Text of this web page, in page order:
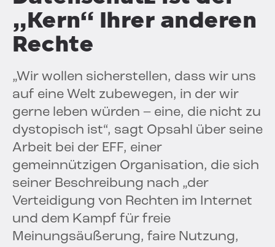
„Kern“ Ihrer anderen
Rechte
„Wir wollen sicherstellen, dass wir uns
auf eine Welt zubewegen, in der wir
gerne leben würden – eine, die nicht zu
dystopisch ist“, sagt Opsahl über seine
Arbeit bei der EFF, einer
gemeinnützigen Organisation, die sich
seiner Beschreibung nach „der
Verteidigung von Rechten im Internet
und dem Kampf für freie
Meinungsäußerung, faire Nutzung,